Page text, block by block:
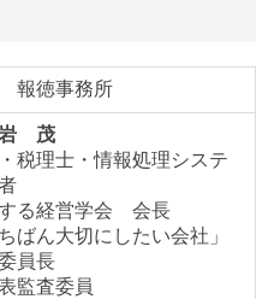
報徳事務所
茂
税理士・情報処理システ
する経営学会 会長
ばん大切にしたい会社」
員長
監査委員